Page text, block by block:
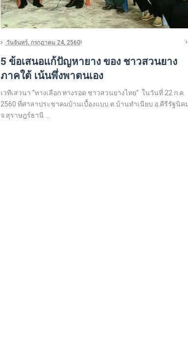
วันจันทร์, กรกฎาคม 24, 2560
5 ข้อเสนอแก้ปัญหายาง ของ ชาวสวนยาง
ภาคใต้ เน้นพึ่งพาตนเอง
เวทีเสวนา “ทางเลือก ทางรอด ชาวสวนยางไทย” ในวันที่ 22 ก.ค.
2560 ที่ศาลาประชาคมบ้านเบื้องแบบ ต.บ้านทำเนียบ อ.คีรีรัฐนิค
จ.สุราษฎร์ธานี ...